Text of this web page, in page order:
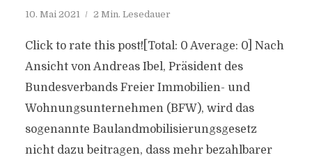
10. Mai 2021 2 Min. Lesedauer
Click to rate this post![Total: 0 Average: 0] Nach
Ansicht von Andreas Ibel, Präsident des
Bundesverbands Freier Immobilien- und
Wohnungsunternehmen (BFW), wird das
sogenannte Baulandmobilisierungsgesetz
nicht dazu beitragen, dass mehr bezahlbarer